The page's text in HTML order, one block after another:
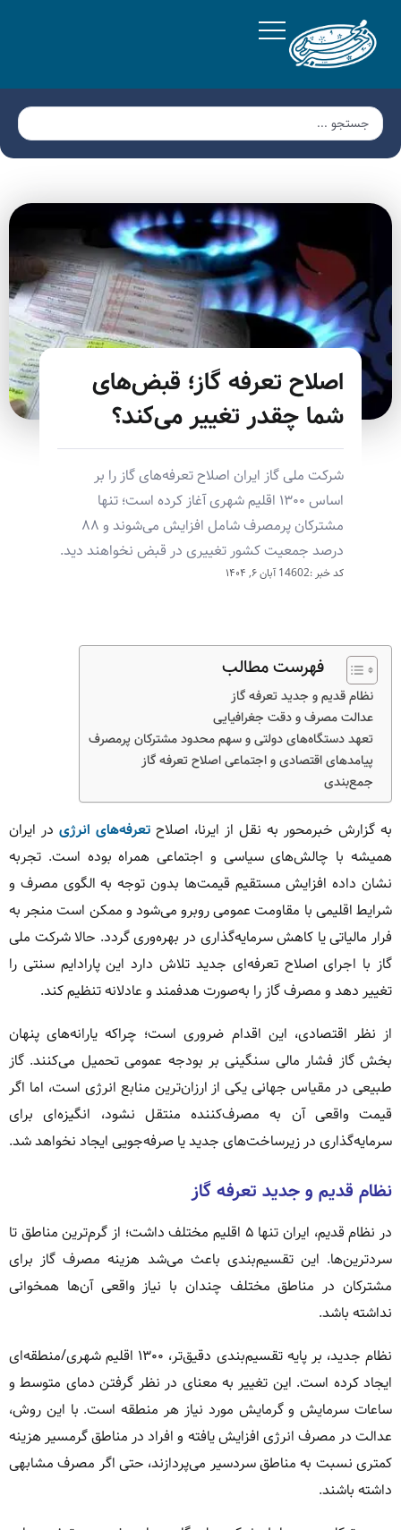
اصلاح تعرفه گاز؛ قبض‌های
شما چقدر تغییر می‌کند؟
شرکت ملی گاز ایران اصلاح تعرفه‌های گاز را بر
اساس ۱۳۰۰ اقلیم شهری آغاز کرده است؛ تنها
مشترکان پرمصرف شامل افزایش می‌شوند و ۸۸
درصد جمعیت کشور تغییری در قبض نخواهند دید.
کد خبر :14602 آبان ۶, ۱۴۰۴
فهرست مطالب
نظام قدیم و جدید تعرفه گاز
عدالت مصرف و دقت جغرافیایی
تعهد دستگاه‌های دولتی و سهم محدود مشترکان پرمصرف
پیامدهای اقتصادی و اجتماعی اصلاح تعرفه گاز
جمع‌بندی
به گزارش خبرمحور به نقل از ایرنا، اصلاح تعرفه‌های انرژی در ایران
همیشه با چالش‌های سیاسی و اجتماعی همراه بوده است. تجربه
نشان داده افزایش مستقیم قیمت‌ها بدون توجه به الگوی مصرف و
شرایط اقلیمی با مقاومت عمومی روبرو می‌شود و ممکن است منجر به
فرار مالیاتی یا کاهش سرمایه‌گذاری در بهره‌وری گردد. حالا شرکت ملی
گاز با اجرای اصلاح تعرفه‌ای جدید تلاش دارد این پارادایم سنتی را
تغییر دهد و مصرف گاز را به‌صورت هدفمند و عادلانه تنظیم کند.
از نظر اقتصادی، این اقدام ضروری است؛ چراکه یارانه‌های پنهان
بخش گاز فشار مالی سنگینی بر بودجه عمومی تحمیل می‌کنند. گاز
طبیعی در مقیاس جهانی یکی از ارزان‌ترین منابع انرژی است، اما اگر
قیمت واقعی آن به مصرف‌کننده منتقل نشود، انگیزه‌ای برای
سرمایه‌گذاری در زیرساخت‌های جدید یا صرفه‌جویی ایجاد نخواهد شد.
نظام قدیم و جدید تعرفه گاز
در نظام قدیم، ایران تنها ۵ اقلیم مختلف داشت؛ از گرم‌ترین مناطق تا
سردترین‌ها. این تقسیم‌بندی باعث می‌شد هزینه مصرف گاز برای
مشترکان در مناطق مختلف چندان با نیاز واقعی آن‌ها همخوانی
نداشته باشد.
نظام جدید، بر پایه تقسیم‌بندی دقیق‌تر، ۱۳۰۰ اقلیم شهری/منطقه‌ای
ایجاد کرده است. این تغییر به معنای در نظر گرفتن دمای متوسط و
ساعات سرمایش و گرمایش مورد نیاز هر منطقه است. با این روش،
عدالت در مصرف انرژی افزایش یافته و افراد در مناطق گرمسیر هزینه
کمتری نسبت به مناطق سردسیر می‌پردازند، حتی اگر مصرف مشابهی
داشته باشند.